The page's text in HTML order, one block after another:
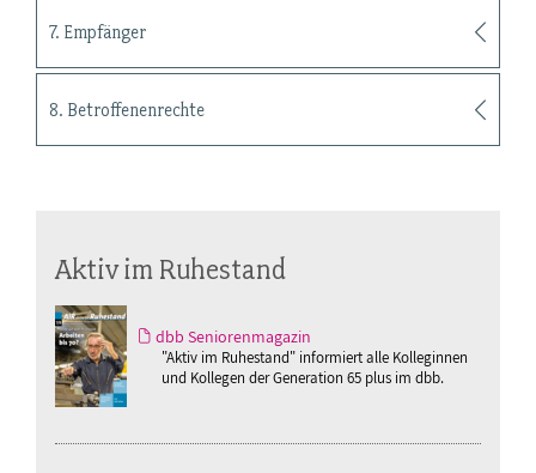
7. Empfänger
8. Betroffenenrechte
Aktiv im Ruhestand
dbb Seniorenmagazin
"Aktiv im Ruhestand" informiert alle Kolleginnen
und Kollegen der Generation 65 plus im dbb.